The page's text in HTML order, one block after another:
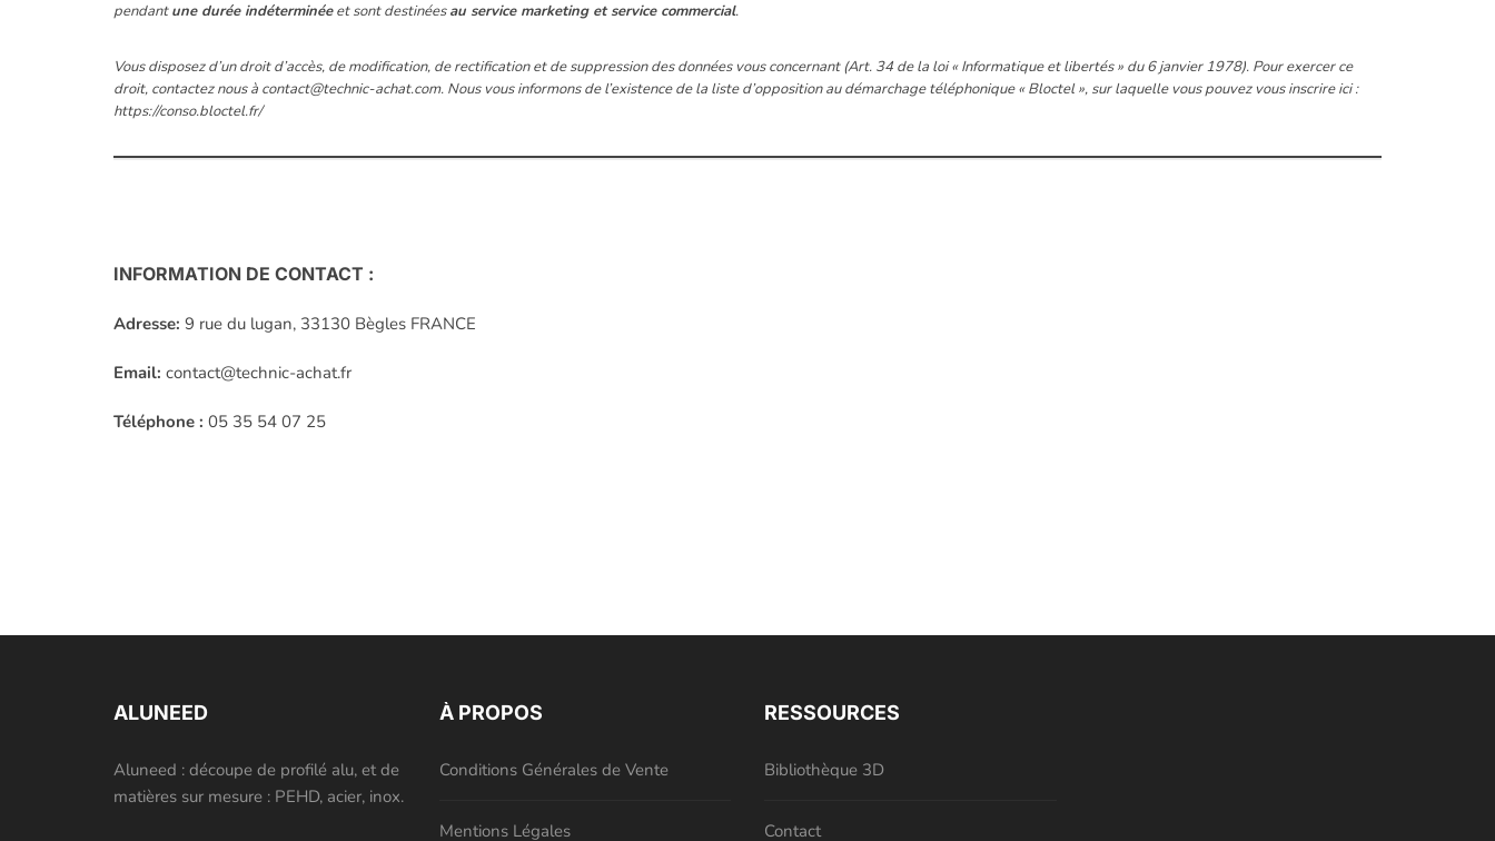
pendantune durée indéterminéeet sont destinéesau service marketing et service commercial.
Vous disposez d’un droit d’accès, de modification, de rectification et de suppression des données vous concernant (Art. 34 de la loi « Informatique et libertés » du 6 janvier 1978). Pour exercer ce
droit, contactez nous à contact@technic-achat.com. Nous vous informons de l’existence de la liste d’opposition au démarchage téléphonique « Bloctel », sur laquelle vous pouvez vous inscrire ici :
https://conso.bloctel.fr/
INFORMATION DE CONTACT :
Adresse: 9 rue du lugan, 33130 Bègles FRANCE
Email: contact@technic-achat.fr
Téléphone : 05 35 54 07 25
ALUNEED
Aluneed : découpe de profilé alu, et de
matières sur mesure : PEHD, acier, inox.
À PROPOS
Conditions Générales de Vente
Mentions Légales
RESSOURCES
Bibliothèque 3D
Contact